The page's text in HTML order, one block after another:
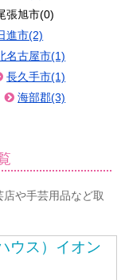
張旭市(0)
進市(2)
名古屋市(1)
長久手市(1)
海部郡(3)
や手芸用品など取
ウス）イオン